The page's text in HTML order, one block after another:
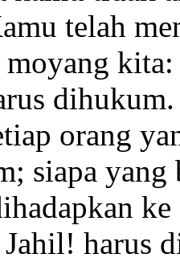
telah
moyang
dihukum.
orang
siapa yang
! harus